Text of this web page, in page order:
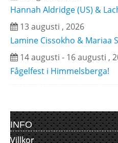
Hannah Aldridge (US) &
13 augusti , 2026
Lamine Cissokho & Mariaa
14 augusti - 16 augusti ,
Fågelfest i Himmelsberga!
INFO
Villkor